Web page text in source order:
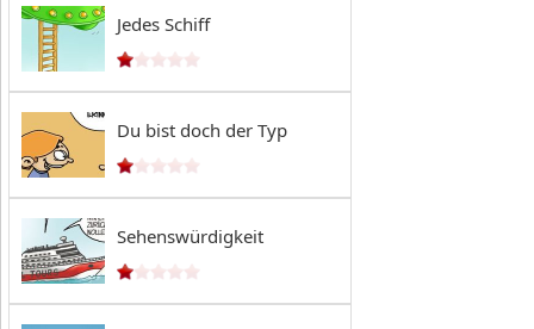
Jedes Schiff
Du bist doch der Typ
Sehenswürdigkeit